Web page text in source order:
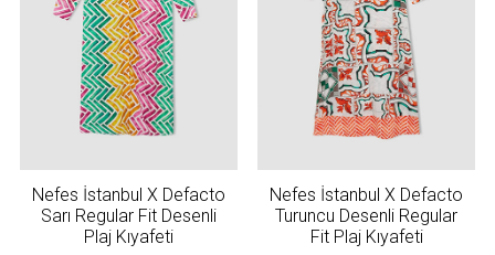
Nefes İstanbul X Defacto
Sarı Regular Fit Desenli
Plaj Kıyafeti
Nefes İstanbul X Defacto
Turuncu Desenli Regular
Fit Plaj Kıyafeti